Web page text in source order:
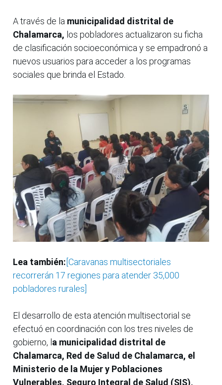
A través de la municipalidad distrital de
Chalamarca, los pobladores actualizaron su ficha
de clasificación socioeconómica y se empadronó a
nuevos usuarios para acceder a los programas
sociales que brinda el Estado.
Lea también: [Caravanas multisectoriales
recorrerán 17 regiones para atender 35,000
pobladores rurales]
El desarrollo de esta atención multisectorial se
efectuó en coordinación con los tres niveles de
gobierno, l a municipalidad distrital de
Chalamarca, Red de Salud de Chalamarca, el
Ministerio de la Mujer y Poblaciones
Vulnerables, Seguro Integral de Salud (SIS),